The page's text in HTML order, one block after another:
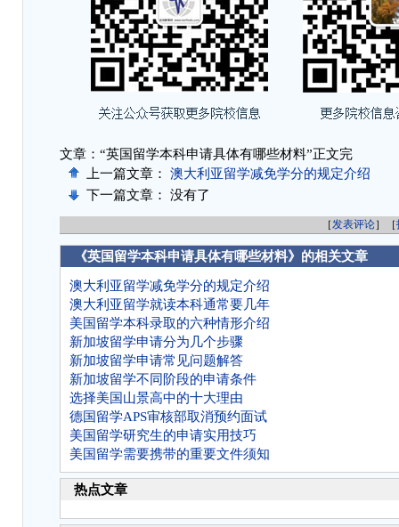
文章：“英国留学本科申请具体有哪些材料”正文完
上一篇文章： 澳大利亚留学减免学分的规定介绍
下一篇文章： 没有了
［ 发表评论］［
《英国留学本科申请具体有哪些材料》的相关文章
澳大利亚留学减免学分的规定介绍
澳大利亚留学就读本科通常要几年
美国留学本科录取的六种情形介绍
新加坡留学申请分为几个步骤
新加坡留学申请常见问题解答
新加坡留学不同阶段的申请条件
选择美国山景高中的十大理由
德国留学APS审核部取消预约面试
美国留学研究生的申请实用技巧
美国留学需要携带的重要文件须知
热点文章